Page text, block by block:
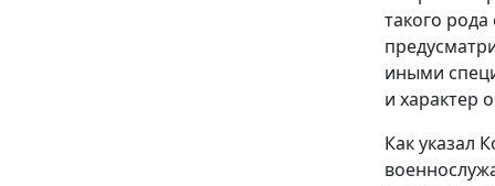
такого
иными
и характер
Как указал